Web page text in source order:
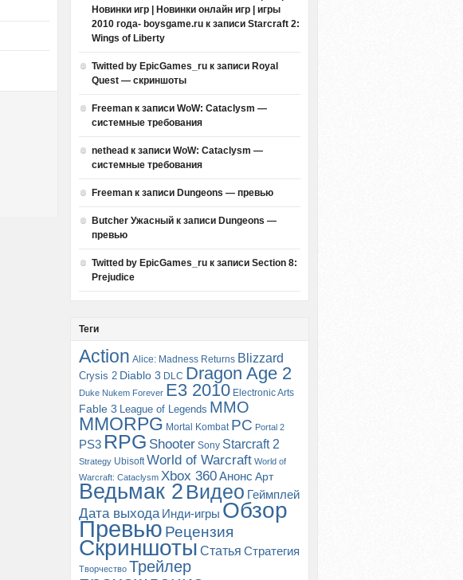
Новинки игр | Новинки онлайн игр | игры
2010 года- boysgame.ru к записи Starcraft 2:
Wings of Liberty
Twitted by EpicGames_ru к записи Royal
Quest — скриншоты
Freeman к записи WoW: Cataclysm —
системные требования
nethead к записи WoW: Cataclysm —
системные требования
Freeman к записи Dungeons — превью
Butcher Ужасный к записи Dungeons —
превью
Twitted by EpicGames_ru к записи Section 8:
Prejudice
Теги
Action Alice: Madness Returns Blizzard
Crysis 2 Diablo 3 DLC Dragon Age 2
Duke Nukem Forever E3 2010 Electronic Arts
Fable 3 League of Legends MMO
MMORPG Mortal Kombat PC Portal 2
PS3 RPG Shooter Sony Starcraft 2
Strategy Ubisoft World of Warcraft World of
Warcraft: Cataclysm Xbox 360Анонс Арт
Ведьмак 2 Видео Геймплей
Дата выхода Инди-игры Обзор
Превью Рецензия
Скриншоты Статья Стратегия
Творчество Трейлер